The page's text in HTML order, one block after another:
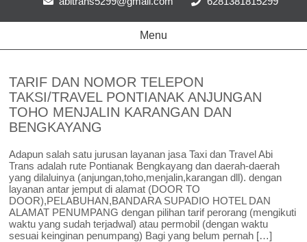
Menu
TARIF DAN NOMOR TELEPON
TAKSI/TRAVEL PONTIANAK ANJUNGAN
TOHO MENJALIN KARANGAN DAN
BENGKAYANG
Adapun salah satu jurusan layanan jasa Taxi dan Travel Abi
Trans adalah rute Pontianak Bengkayang dan daerah-daerah
yang dilaluinya (anjungan,toho,menjalin,karangan dll). dengan
layanan antar jemput di alamat (DOOR TO
DOOR),PELABUHAN,BANDARA SUPADIO HOTEL DAN
ALAMAT PENUMPANG dengan pilihan tarif perorang (mengikuti
waktu yang sudah terjadwal) atau permobil (dengan waktu
sesuai keinginan penumpang) Bagi yang belum pernah […]